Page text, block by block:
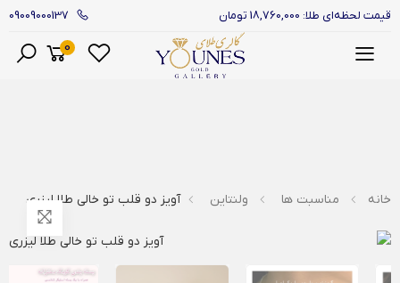
قیمت لحظه‌ای طلا: 18,760,000 تومان 09009000137
0
خانه مناسبت ها ولنتاین آویز دو قلب تو خالی طلا لیزری